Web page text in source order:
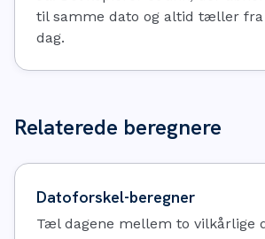
til samme dato og altid tæller
dag.
Relaterede beregnere
Datoforskel-beregner
Tæl dagene mellem to vilkårlige